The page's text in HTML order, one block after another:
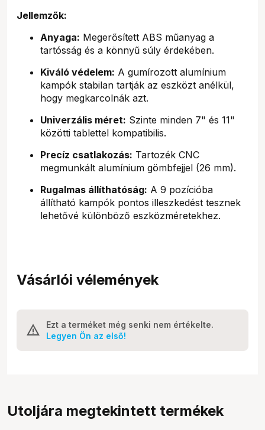
Jellemzők:
Anyaga: Megerősített ABS műanyag a
tartósság és a könnyű súly érdekében.
Kiváló védelem: A gumírozott alumínium
kampók stabilan tartják az eszközt anélkül,
hogy megkarcolnák azt.
Univerzális méret: Szinte minden 7" és 11"
közötti tablettel kompatibilis.
Precíz csatlakozás: Tartozék CNC
megmunkált alumínium gömbfejjel (26 mm).
Rugalmas állíthatóság: A 9 pozícióba
állítható kampók pontos illeszkedést tesznek
lehetővé különböző eszközméretekhez.
Vásárlói vélemények
Ezt a terméket még senki nem értékelte.
Legyen Ön az első!
Utoljára megtekintett termékek